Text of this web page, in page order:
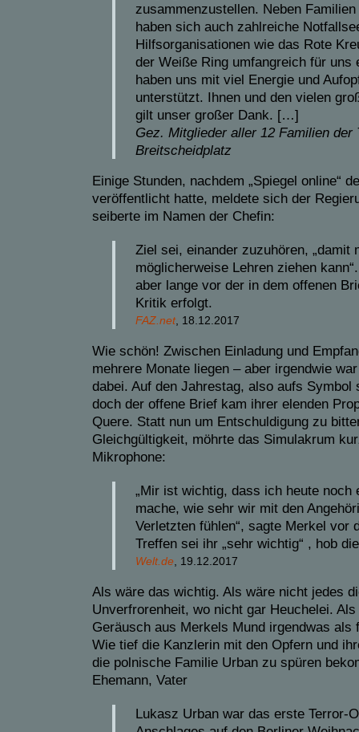
zusammenzustellen. Neben
haben sich auch zahlreiche
Hilfsorganisationen wie das Rote
der Weiße Ring umfangreich für uns
haben uns mit viel Energie und
unterstützt. Ihnen und den vielen
gilt unser großer Dank. […]
Gez. Mitglieder aller 12 Familien der
Breitscheidplatz
Einige Stunden, nachdem „Spiegel online“
veröffentlicht hatte, meldete sich der
seiberte im Namen der Chefin:
Ziel sei, einander zuzuhören, „damit
möglicherweise Lehren ziehen
aber lange vor der in dem offenen
Kritik erfolgt.
FAZ.net, 18.12.2017
Wie schön! Zwischen Einladung und
mehrere Monate liegen – aber irgendwie
dabei. Auf den Jahrestag, also aufs Symbol
doch der offene Brief kam ihrer elenden
Quere. Statt nun um Entschuldigung zu
Gleichgültigkeit, möhrte das Simulakrum
Mikrophone:
„Mir ist wichtig, dass ich heute noch
mache, wie sehr wir mit den
Verletzten fühlen“, sagte Merkel vor
Treffen sei ihr „sehr wichtig“ , hob
Welt.de , 19.12.2017
Als wäre das wichtig. Als wäre nicht jedes
Unverfrorenheit, wo nicht gar Heuchelei.
Geräusch aus Merkels Mund irgendwas als
Wie tief die Kanzlerin mit den Opfern und
die polnische Familie Urban zu spüren
Ehemann, Vater
Lukasz Urban war das erste Terror-